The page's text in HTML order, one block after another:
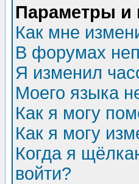
Параметры и
Как мне
В форумах
Я изменил
Моего языка
Как я могу
Как я могу
Когда я
войти?